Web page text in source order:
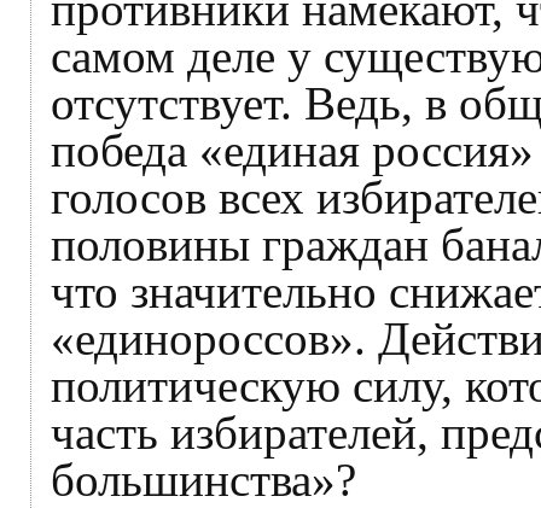
самом деле у
отсутствует. Ведь, в
победа «единая
голосов всех
половины граждан
что значительно
«единороссов».
политическую силу,
часть избирателей,
большинства»?